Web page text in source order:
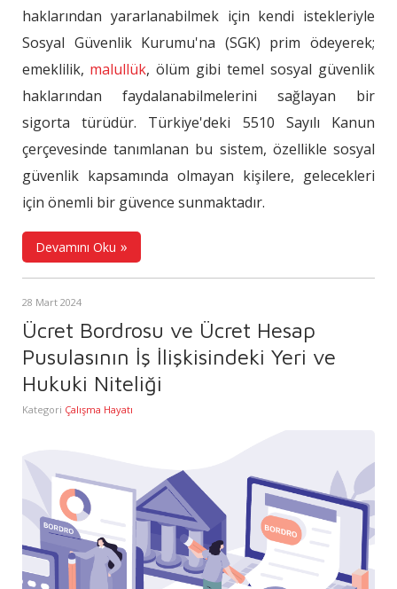
haklarından yararlanabilmek için kendi istekleriyle
Sosyal Güvenlik Kurumu'na (SGK) prim ödeyerek;
emeklilik, malullük, ölüm gibi temel sosyal güvenlik
haklarından faydalanabilmelerini sağlayan bir
sigorta türüdür. Türkiye'deki 5510 Sayılı Kanun
çerçevesinde tanımlanan bu sistem, özellikle sosyal
güvenlik kapsamında olmayan kişilere, gelecekleri
için önemli bir güvence sunmaktadır.
Devamını Oku
28 Mart 2024
Ücret Bordrosu ve Ücret Hesap
Pusulasının İş İlişkisindeki Yeri ve
Hukuki Niteliği
Kategori Çalışma Hayatı